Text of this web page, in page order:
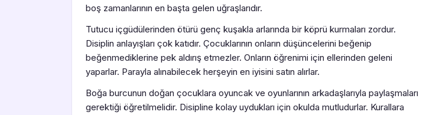
boş zamanlarının en başta gelen uğraşlarıdır.
Tutucu içgüdülerinden ötürü genç kuşakla arlarında bir köprü kurmaları zordur.
Disiplin anlayışları çok katıdır. Çocuklarının onların düşüncelerini beğenip
beğenmediklerine pek aldırış etmezler. Onların öğrenimi için ellerinden geleni
yaparlar. Parayla alınabilecek herşeyin en iyisini satın alırlar.
Boğa burcunun doğan çocuklara oyuncak ve oyunlarının arkadaşlarıyla paylaşmaları
gerektiği öğretilmelidir. Disipline kolay uydukları için okulda mutludurlar. Kurallara